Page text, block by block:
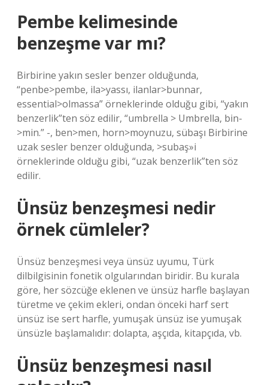
Pembe kelimesinde
benzeşme var mı?
Birbirine yakın sesler benzer olduğunda,
“penbe>pembe, ila>yassı, ilanlar>bunnar,
essential>olmassa” örneklerinde olduğu gibi, “yakın
benzerlik”ten söz edilir, “umbrella > Umbrella, bin-
>min.” -, ben>men, horn>moynuzu, sübaşı Birbirine
uzak sesler benzer olduğunda, >subaş»i
örneklerinde olduğu gibi, “uzak benzerlik”ten söz
edilir.
Ünsüz benzeşmesi nedir
örnek cümleler?
Ünsüz benzeşmesi veya ünsüz uyumu, Türk
dilbilgisinin fonetik olgularından biridir. Bu kurala
göre, her sözcüğe eklenen ve ünsüz harfle başlayan
türetme ve çekim ekleri, ondan önceki harf sert
ünsüz ise sert harfle, yumuşak ünsüz ise yumuşak
ünsüzle başlamalıdır: dolapta, aşçıda, kitapçıda, vb.
Ünsüz benzeşmesi nasıl